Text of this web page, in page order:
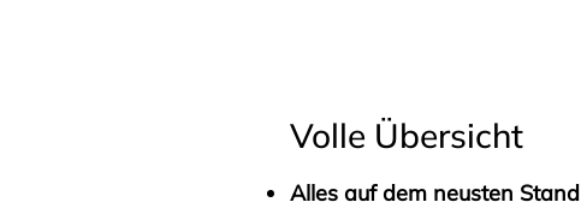
Volle Übersicht
Alles auf dem neusten Stand